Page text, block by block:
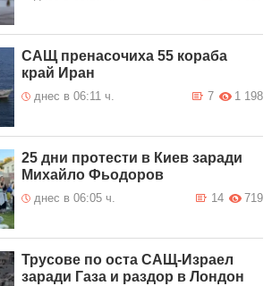
САЩ пренасочиха 55 кораба
край Иран
днес в 06:11 ч. 1 198
7
25 дни протести в Киев заради
Михайло Фьодоров
днес в 06:05 ч. 719
14
Трусове по оста САЩ-Израел
заради Газа и раздор в Лондон